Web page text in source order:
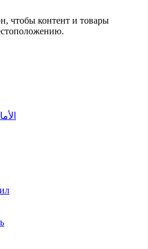
чтобы контент и товары